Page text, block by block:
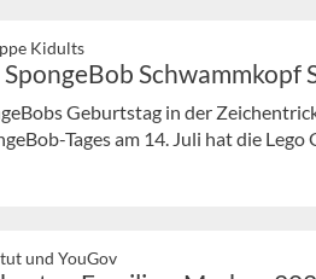
Kidults
SpongeBob Schwammkopf
Geburtstag in der
Tages am 14. Juli hat die Lego
und YouGov